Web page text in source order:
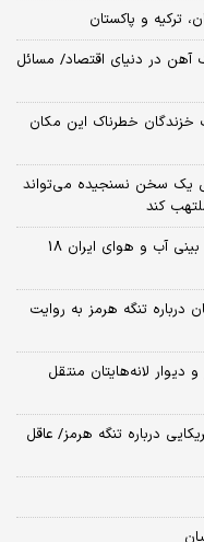
ترکیه و پاکستان
آهن در دنیای اقتصاد/ مسائل
خطرناک این مکان
یک سخن نسنجیده می‌تواند
کند
بارش باران و رعد و برق در این مناطق/ پیش بینی آب و هوای ایران 18
درباره تنگه هرمز به روایت
دیوار لانه‌هایتان منتقل
درباره تنگه هرمز/ عاقل